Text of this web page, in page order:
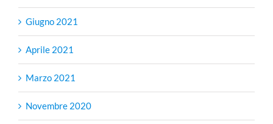
Giugno 2021
Aprile 2021
Marzo 2021
Novembre 2020